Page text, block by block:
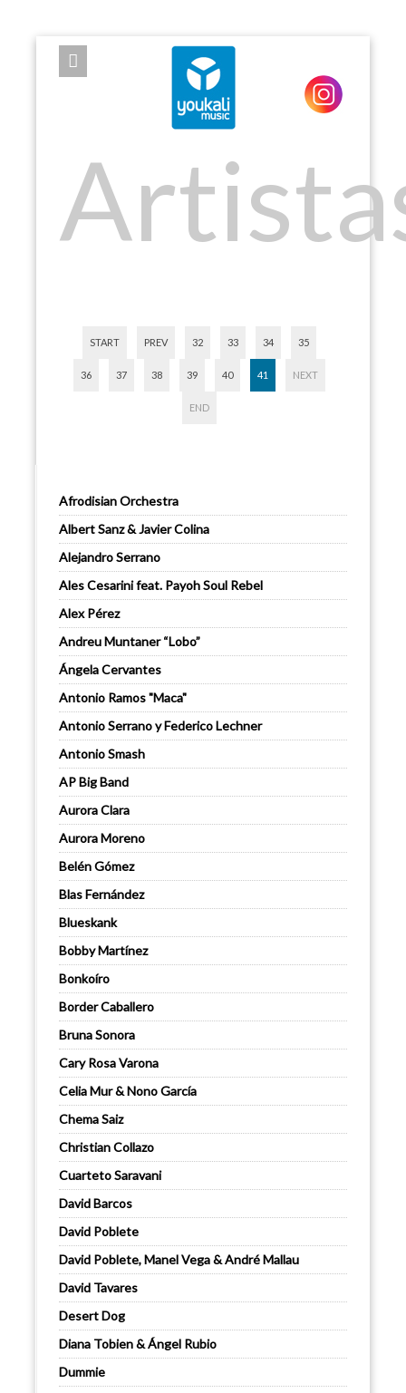
EXPOSE FRAMEWORK FOR JOOMLA 2.5 AND 3.0+
START PREV 32 33 34 35
36 37 38 39 40 41 NEXT
END
Afrodisian Orchestra
Albert Sanz & Javier Colina
Alejandro Serrano
Ales Cesarini feat. Payoh Soul Rebel
Alex Pérez
Andreu Muntaner “Lobo”
Ángela Cervantes
Antonio Ramos "Maca"
Antonio Serrano y Federico Lechner
Antonio Smash
AP Big Band
Aurora Clara
Aurora Moreno
Belén Gómez
Blas Fernández
Blueskank
Bobby Martínez
Bonkoíro
Border Caballero
Bruna Sonora
Cary Rosa Varona
Celia Mur & Nono García
Chema Saiz
Christian Collazo
Cuarteto Saravani
David Barcos
David Poblete
David Poblete, Manel Vega & André Mallau
David Tavares
Desert Dog
Diana Tobien & Ángel Rubio
Dummie